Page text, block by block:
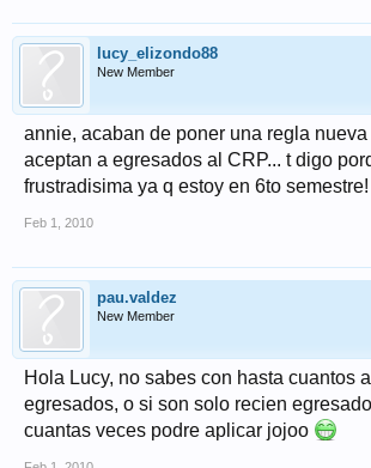
lucy_elizondo88
New Member
annie, acaban de poner una regla
aceptan a egresados al CRP... t digo
frustradisima ya q estoy en 6to
Feb 1, 2010
pau.valdez
New Member
Hola Lucy, no sabes con hasta cuantos
egresados, o si son solo recien
cuantas veces podre aplicar jojoo